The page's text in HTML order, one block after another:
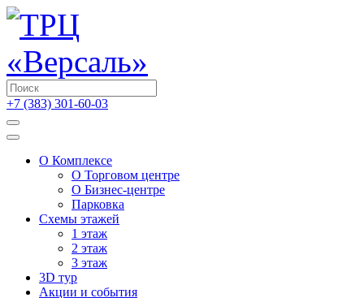
+7 (383) 301-60-03
О Комплексе
О Торговом центре
О Бизнес-центре
Парковка
Схемы этажей
1 этаж
2 этаж
3 этаж
3D тур
Акции и cобытия